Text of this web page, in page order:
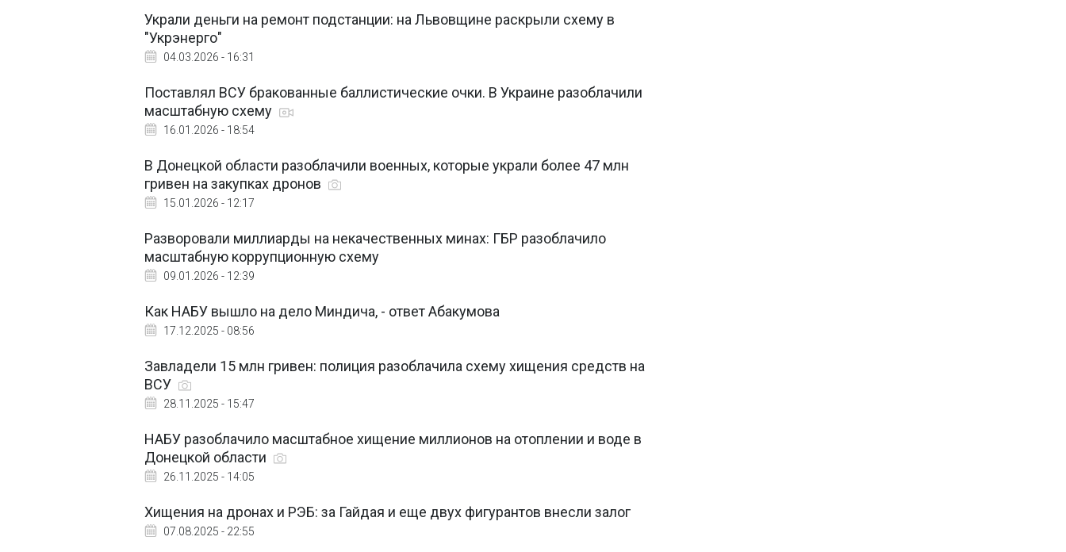
Украли деньги на ремонт подстанции: на Львовщине раскрыли схему в
"Укрэнерго"
04.03.2026 - 16:31
Поставлял ВСУ бракованные баллистические очки. В Украине разоблачили
масштабную схему
16.01.2026 - 18:54
В Донецкой области разоблачили военных, которые украли более 47 млн
гривен на закупках дронов
15.01.2026 - 12:17
Разворовали миллиарды на некачественных минах: ГБР разоблачило
масштабную коррупционную схему
09.01.2026 - 12:39
Как НАБУ вышло на дело Миндича, - ответ Абакумова
17.12.2025 - 08:56
Завладели 15 млн гривен: полиция разоблачила схему хищения средств на
ВСУ
28.11.2025 - 15:47
НАБУ разоблачило масштабное хищение миллионов на отоплении и воде в
Донецкой области
26.11.2025 - 14:05
Хищения на дронах и РЭБ: за Гайдая и еще двух фигурантов внесли залог
07.08.2025 - 22:55